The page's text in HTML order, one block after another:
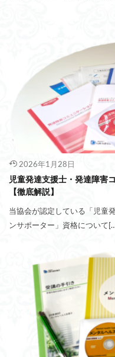
2026年1月28日
児童発達支援士・発達障害
【徹底解説】
当協会が認定している「児童
ンサポーター」資格について